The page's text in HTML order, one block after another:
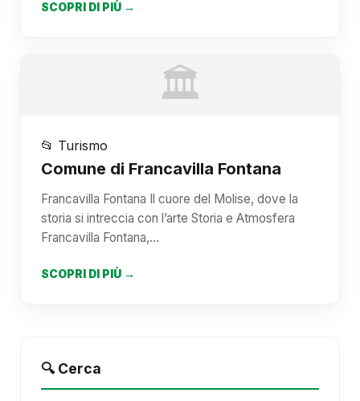
SCOPRI DI PIÙ →
🏛️
📂 Turismo
Comune di Francavilla Fontana
Francavilla Fontana Il cuore del Molise, dove la
storia si intreccia con l’arte Storia e Atmosfera
Francavilla Fontana,…
SCOPRI DI PIÙ →
🔍 Cerca